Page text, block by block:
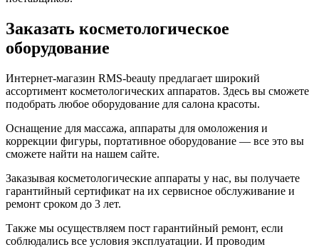
Заказать косметологическое
оборудование
Интернет-магазин RMS-beauty предлагает широкий
ассортимент косметологических аппаратов. Здесь вы сможете
подобрать любое оборудование для салона красоты.
Оснащение для массажа, аппараты для омоложения и
коррекции фигуры, портативное оборудование — все это вы
сможете найти на нашем сайте.
Заказывая косметологические аппараты у нас, вы получаете
гарантийный сертификат на их сервисное обслуживание и
ремонт сроком до 3 лет.
Также мы осуществляем пост гарантийный ремонт, если
соблюдались все условия эксплуатации. И проводим